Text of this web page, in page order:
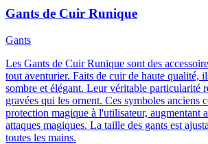
Gants de Cuir Runique
Gants
Les Gants de Cuir Runique sont des
tout aventurier. Faits de cuir de haute qualité,
sombre et élégant. Leur véritable particularité
gravées qui les ornent. Ces symboles anciens
protection magique à l'utilisateur, augmentant
attaques magiques. La taille des gants est
toutes les mains.